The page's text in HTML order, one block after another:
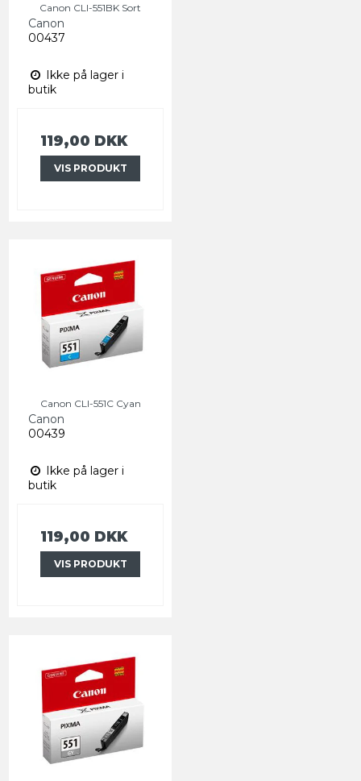
Canon CLI-551BK Sort
Canon
00437
Ikke på lager i
butik
119,00 DKK
VIS PRODUKT
Canon CLI-551C Cyan
Canon
00439
Ikke på lager i
butik
119,00 DKK
VIS PRODUKT